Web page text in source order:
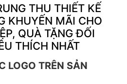
THU THIẾT KẾ
KHUYẾN MÃI CHO
QUÀ TẶNG ĐỐI
THÍCH NHẤT
LOGO TRÊN SẢN